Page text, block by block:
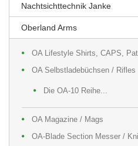
Nachtsichttechnik Janke
Oberland Arms
OA Lifestyle Shirts, CAPS,
OA Selbstladebüchsen / Rifles
Die OA-10 Reihe...
OA Magazine / Mags
OA-Blade Section Messer /